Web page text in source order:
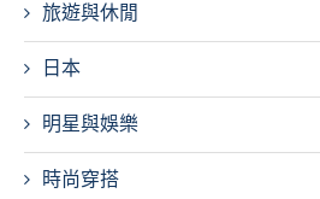
旅遊與休閒
日本
明星與娛樂
時尚穿搭